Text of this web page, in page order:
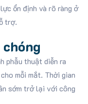
ổn định và rõ ràng ở
trợ.
phẫu thuật diễn ra
mỗi mắt. Thời gian
sớm trở lại với công